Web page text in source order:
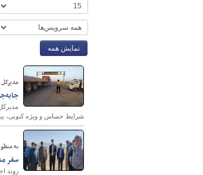
نمایش همه
شرایط حساس و ویژه کنونی، بیش از ۱۲۰۰۰ هزار تن کالای اساسی از بنادر کشور توسط ناوگان
به
سفر
روند